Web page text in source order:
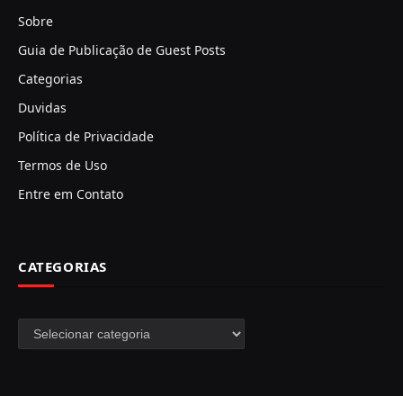
Sobre
Guia de Publicação de Guest Posts
Categorias
Duvidas
Política de Privacidade
Termos de Uso
Entre em Contato
CATEGORIAS
Categorias